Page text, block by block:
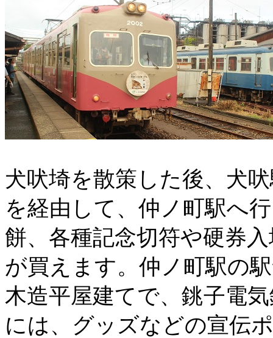
犬吠埼を散策した後、犬
を経由して、仲ノ町駅へ
餅、各種記念切符や硬券
が買えます。仲ノ町駅の
木造平屋建てで、銚子電
には、グッズなどの宣伝